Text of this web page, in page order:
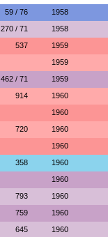
59 / 76 1958
270 / 71 1958
537 1959
1959
462 / 71 1959
914 1960
1960
720 1960
1960
358 1960
1960
793 1960
759 1960
645 1960